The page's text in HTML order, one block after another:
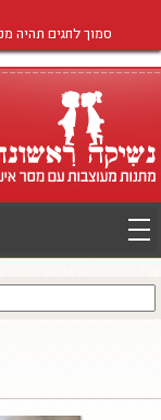
סמוך לחגים תהיה